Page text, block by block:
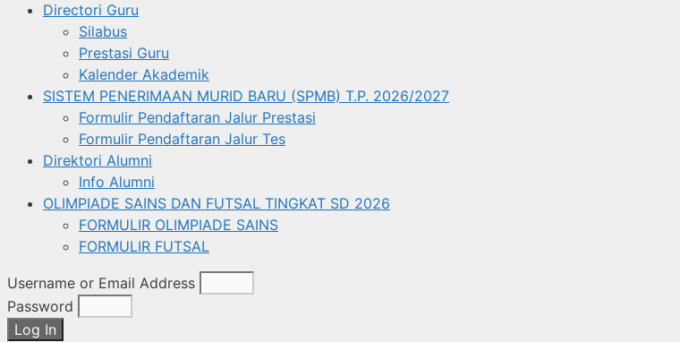
Directori Guru
Silabus
Prestasi Guru
Kalender Akademik
SISTEM PENERIMAAN MURID BARU (SPMB) T.P. 2026/2027
Formulir Pendaftaran Jalur Prestasi
Formulir Pendaftaran Jalur Tes
Direktori Alumni
Info Alumni
OLIMPIADE SAINS DAN FUTSAL TINGKAT SD 2026
FORMULIR OLIMPIADE SAINS
FORMULIR FUTSAL
Username or Email Address
Password
Log In